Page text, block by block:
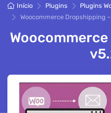
Início Plugins
Plugins
Woocommerce Dropshipping